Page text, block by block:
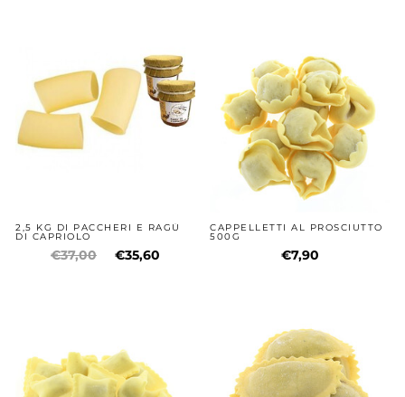
2,5 KG DI PACCHERI E RAGÙ
DI CAPRIOLO
€37,00 €35,60
CAPPELLETTI AL PROSCIUTTO
500G
€7,90